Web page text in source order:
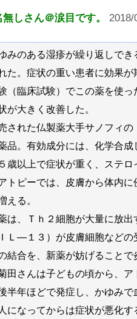
無しさん＠涙目です。 2018/
みのある湿疹が繰り返しで
た。症状の重い患者に効果が
（臨床試験）でこの薬を使
が大きく改善した。
された仏製薬大手サノフィ
品。有効成分には、化学合
歳以上で症状が重く、ステ
トピーでは、皮膚から体内に
える。
は、Ｔｈ２細胞が大量に放
ＩＬ―１３）が皮膚細胞などの
結合を、新薬が妨げることで
田さんは子どもの頃から、ア
半年ほどで発症し、かゆみで
になってからは症状が悪化